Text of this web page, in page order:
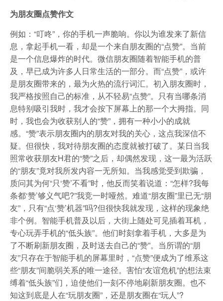
为朋友圈点赞作文
例如：“叮咚”，你的手机一声脆响。你以为谁发来了新信
息，拿起手机一看，却是一个来自朋友圈的“点赞”。当前
是一个信息爆炸的时代。微信朋友圈随着智能手机的普
及，早已成为许多人日常生活的一部分。而“点赞”，或许
是朋友圈带来的，最为火热的流行词汇。初入朋友圈时，
我严格按照自己的标准，从不轻易“点赞”。只有当哪条消
息特别吸引我时，我才会按下屏幕上的那一个大拇指。同
时，我也会为收获别人的“赞”，拥有一种小小的成就
感。“赞”表示朋友圈内的朋友对我的关心，这点我深信不
疑。但很快，我对待朋友圈的态度就被打破了。某日当我
照常收获朋友H君的“赞”之后，却偶然发现，这一最为活跃
的“朋友”竟对我所发内容一无所知。当我感觉受到欺骗，
质问其为何“只‘赞’不看”时，他反而笑着说道：“怎样?我每
条都‘赞’够义气吧?”我竞一时哑然。难道“朋友圈”里已无“朋
友”，只有“点‘赞’机器”吗?但很快我就发现，这样的现象绝
非个例。智能手机普及以后，大街上随处可见插着耳机，
专心玩弄手机的“低头族”。他们时刻拿着手机，大多是为
了不断刷新朋友圈，及时送去自己的“赞”。当所谓的“朋
友”只存在于智能手机的屏幕里时，“点赞”便成为了维系这
些“朋友”间脆弱关系的唯一途径。害怕“友谊危机”的想法束
缚着“低头族”们，迫使他们一刻不停地刷新朋友圈。也不
知这到底是人在“玩朋友圈”，还是朋友圈在“玩人”?